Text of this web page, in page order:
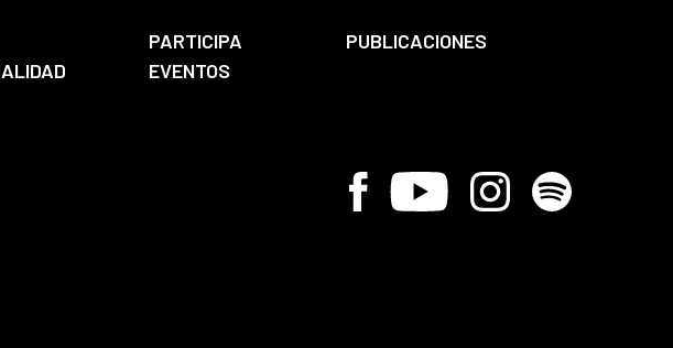
PARTICIPA
PUBLICACIONES
EVENTOS
Facebook
Youtube InstagramSpotify